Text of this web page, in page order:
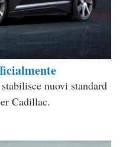
nuovi standard
Cadillac.